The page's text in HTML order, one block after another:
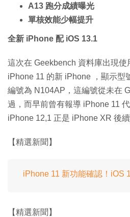
A13 跑分成績曝光
單核效能少幅提升
全新 iPhone 配 iOS 13.1
這次在 Geekbench 資料庫出現
iPhone 11 的新 iPhone ，顯示型
編號為 N104AP，這編號從未在
過，而早前曾有報導 iPhone 11
iPhone 12,1 正是 iPhone XR 後
【精選新聞】
iPhone 11 新功能確認！iOS
【精選新聞】